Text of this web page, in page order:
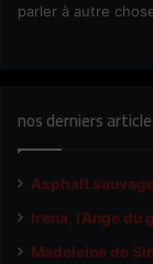
parler à autre
nos derniers
Asphalt
Irena, l’Ange du
Madeleine de